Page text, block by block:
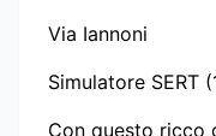
Via Iannoni
Simulatore SERT
Con questo ricco